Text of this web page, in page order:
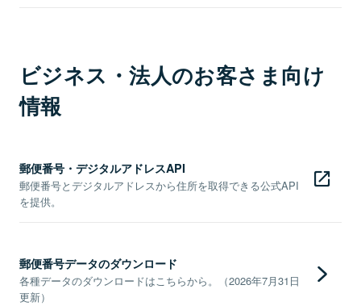
ビジネス・法人のお客さま向け
情報
郵便番号・デジタルアドレスAPI
郵便番号とデジタルアドレスから住所を取得できる公式API
を提供。
郵便番号データのダウンロード
各種データのダウンロードはこちらから。（2026年7月31日
更新）